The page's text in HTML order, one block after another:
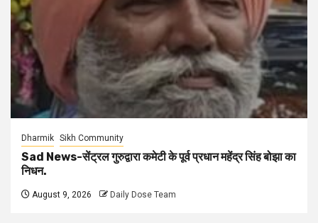
Dharmik Sikh Community
Sad News-सेंट्रल गुरुद्वारा कमेटी के पूर्व प्रधान महेंद्र सिंह बोझा का
निधन.
August 9, 2026 Daily Dose Team